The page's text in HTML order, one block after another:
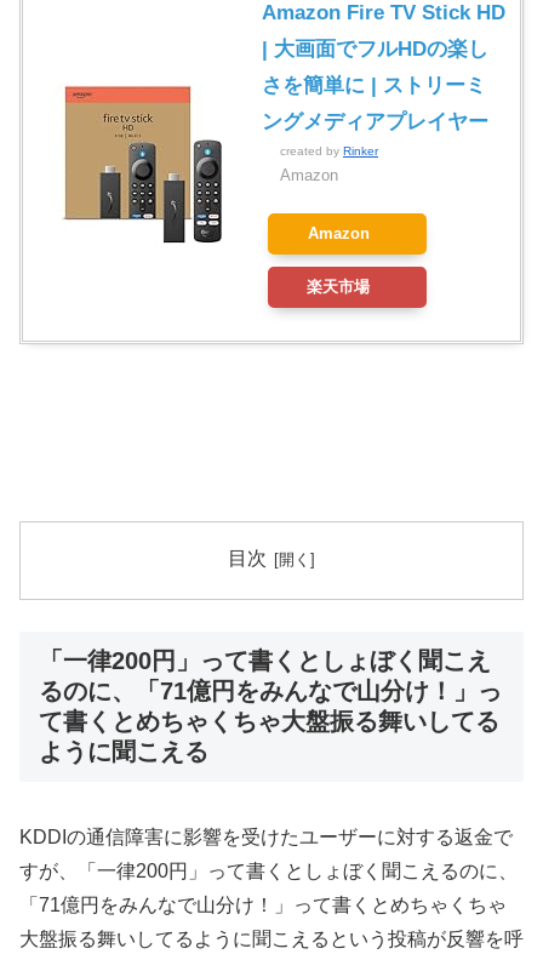
Amazon Fire TV Stick HD
| 大画面でフルHDの楽し
さを簡単に | ストリーミ
ングメディアプレイヤー
created by Rinker
Amazon
Amazon
楽天市場
目次
「一律200円」って書くとしょぼく聞こえ
るのに、「71億円をみんなで山分け！」っ
て書くとめちゃくちゃ大盤振る舞いしてる
ように聞こえる
KDDIの通信障害に影響を受けたユーザーに対する返金で
すが、「一律200円」って書くとしょぼく聞こえるのに、
「71億円をみんなで山分け！」って書くとめちゃくちゃ
大盤振る舞いしてるように聞こえるという投稿が反響を呼